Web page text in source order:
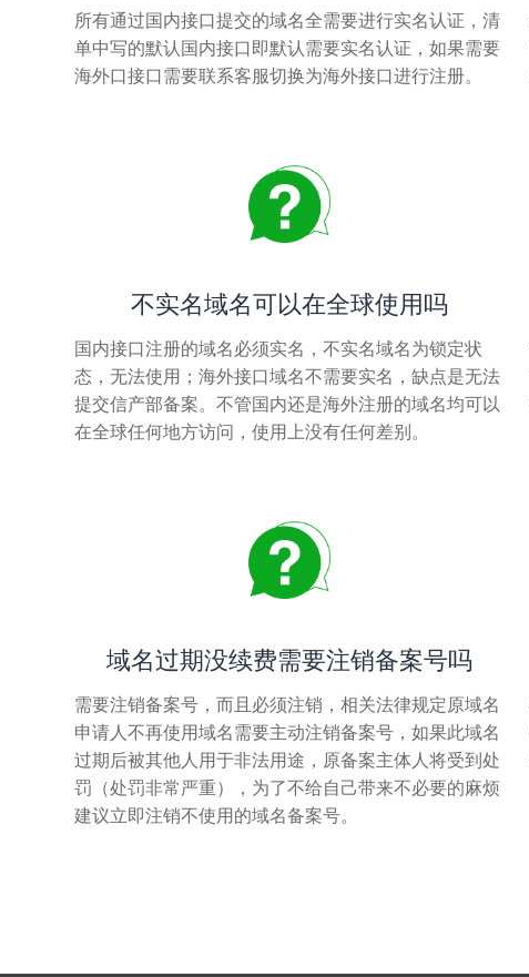
所有通过国内接口提交的域名全需要进行实名认证，清
单中写的默认国内接口即默认需要实名认证，如果需要
海外口接口需要联系客服切换为海外接口进行注册。
不实名域名可以在全球使用吗
国内接口注册的域名必须实名，不实名域名为锁定状
态，无法使用；海外接口域名不需要实名，缺点是无法
提交信产部备案。不管国内还是海外注册的域名均可以
在全球任何地方访问，使用上没有任何差别。
域名过期没续费需要注销备案号吗
需要注销备案号，而且必须注销，相关法律规定原域名
申请人不再使用域名需要主动注销备案号，如果此域名
过期后被其他人用于非法用途，原备案主体人将受到处
罚（处罚非常严重），为了不给自己带来不必要的麻烦
建议立即注销不使用的域名备案号。